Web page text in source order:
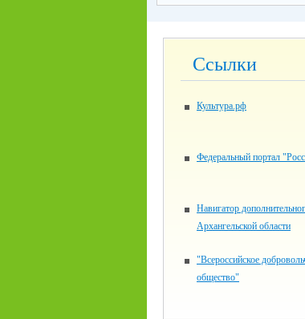
Ссылки
Культура.рф
Федеральный портал
Навигатор
Архангельской области
"Всероссийское
общество"